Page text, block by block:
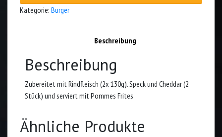
Kategorie: Burger
Beschreibung
Beschreibung
Zubereitet mit Rindfleisch (2x 130g). Speck und Cheddar (2
Stück) und serviert mit Pommes Frites
Ähnliche Produkte